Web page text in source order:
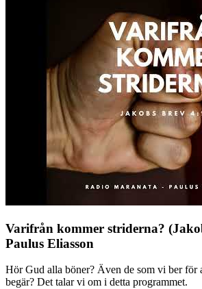
Varifrån kommer striderna?
Paulus Eliasson
Hör Gud alla böner? Även de som vi ber för
begär? Det talar vi om i detta programmet.